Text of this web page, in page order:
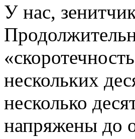
У нас,
нескольких
несколько
напряжены до